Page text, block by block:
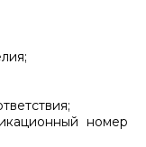
номер